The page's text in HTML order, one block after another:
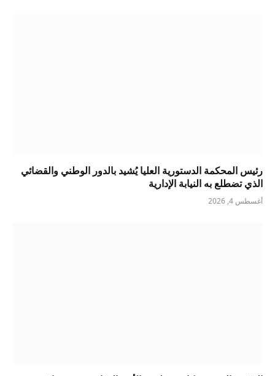
رئيس المحكمة الدستورية العليا يُشيد بالدور الوطني والقضائي
الذي تضطلع به النيابة الإدارية
أغسطس 4, 2026